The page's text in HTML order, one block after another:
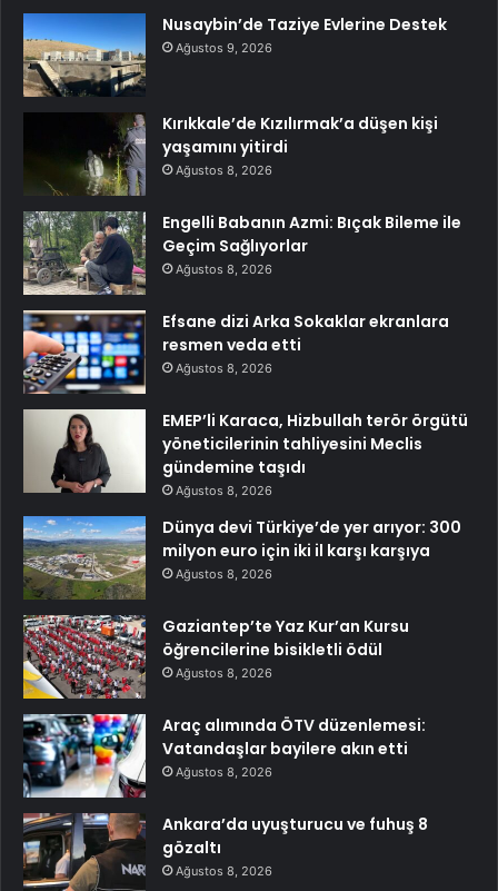
Nusaybin’de Taziye Evlerine Destek
Ağustos 9, 2026
Kırıkkale’de Kızılırmak’a düşen kişi
yaşamını yitirdi
Ağustos 8, 2026
Engelli Babanın Azmi: Bıçak Bileme ile
Geçim Sağlıyorlar
Ağustos 8, 2026
Efsane dizi Arka Sokaklar ekranlara
resmen veda etti
Ağustos 8, 2026
EMEP’li Karaca, Hizbullah terör örgütü
yöneticilerinin tahliyesini Meclis
gündemine taşıdı
Ağustos 8, 2026
Dünya devi Türkiye’de yer arıyor: 300
milyon euro için iki il karşı karşıya
Ağustos 8, 2026
Gaziantep’te Yaz Kur’an Kursu
öğrencilerine bisikletli ödül
Ağustos 8, 2026
Araç alımında ÖTV düzenlemesi:
Vatandaşlar bayilere akın etti
Ağustos 8, 2026
Ankara’da uyuşturucu ve fuhuş 8
gözaltı
Ağustos 8, 2026